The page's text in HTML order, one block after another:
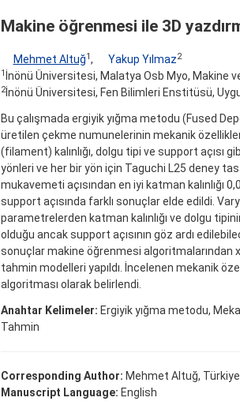
Makine öğrenmesi ile 3D
Mehmet Altuğ1, Yakup Yılmaz2
1 İnönü Üniversitesi, Malatya Osb Myo, Makine
2İnönü Üniversitesi, Fen Bilimleri Enstitüsü,
Bu çalışmada ergiyik yığma metodu (Fused
üretilen çekme numunelerinin mekanik
(filament) kalınlığı, dolgu tipi ve support açısı
yönleri ve her bir yön için Taguchi L25 deney
mukavemeti açısından en iyi katman kalınlığı
support açısında farklı sonuçlar elde edildi.
parametrelerden katman kalınlığı ve dolgu
olduğu ancak support açısının göz ardı
sonuçlar makine öğrenmesi
tahmin modelleri yapıldı. İncelenen mekanik
algoritması olarak belirlendi.
Anahtar Kelimeler: Ergiyik yığma metodu,
Tahmin
Corresponding Author: Mehmet Altuğ, Türkiye
Manuscript Language: English